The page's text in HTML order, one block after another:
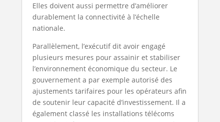
Elles doivent aussi permettre d’améliorer
durablement la connectivité à l’échelle
nationale.
Parallèlement, l’exécutif dit avoir engagé
plusieurs mesures pour assainir et stabiliser
l’environnement économique du secteur. Le
gouvernement a par exemple autorisé des
ajustements tarifaires pour les opérateurs afin
de soutenir leur capacité d’investissement. Il a
également classé les installations télécoms